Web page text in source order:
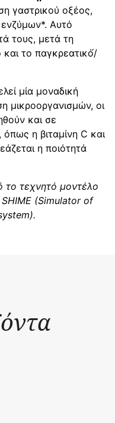
γαστρικού οξέος,
Αυτό
τους, μετά τη
και το παγκρεατικό́/
μία μοναδική
μικροοργανισμών, οι
και σε
η βιταμίνη C και
η ποιότητά
τεχνητό μοντέλο
SHIME (Simulator of